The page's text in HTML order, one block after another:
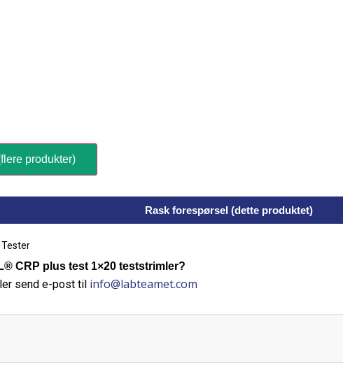
produkter)
Rask forespørsel (dette produktet)
Tester
CRP plus test 1×20 teststrimler?
send e-post til info@labteamet.com